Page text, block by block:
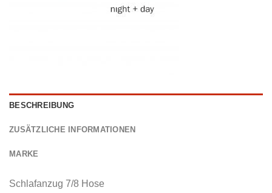
BESCHREIBUNG
ZUSÄTZLICHE INFORMATIONEN
MARKE
Schlafanzug 7/8 Hose